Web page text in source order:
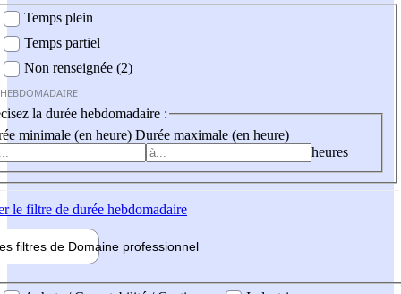
Temps plein
Temps partiel
Non renseignée (2)
la durée hebdomadaire :
minimale (en heure) Durée maximale (en heure)
heures
le filtre de durée hebdomadaire
filtres de Domaine professionnel